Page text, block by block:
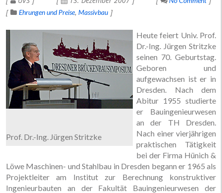
Ehrungen und Preise Massivbau
Prof. Dr.-Ing. Jürgen Stritzke
Heute feiert Univ. Prof.
Dr.-Ing. Jürgen Stritzke
seinen 70. Geburtstag.
Geboren und
aufgewachsen ist er in
Dresden. Nach dem
Abitur 1955 studierte
er Bauingenieurwesen
an der TH Dresden.
Nach einer vierjährigen
praktischen Tätigkeit
bei der Firma Hünich &
Löwe Maschinen- und Stahlbau in Dresden begann er 1965 als
Projektleiter am Institut zur Berechnung konstruktiver
Ingenieurbauten an der Fakultät Bauingenieurwesen der